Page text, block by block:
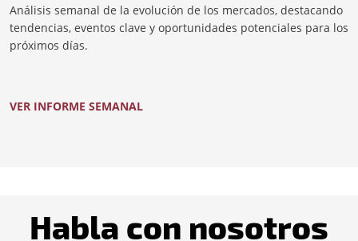
Análisis semanal de la evolución de los mercados, destacando
tendencias, eventos clave y oportunidades potenciales para los
próximos días.
VER INFORME SEMANAL
Habla con nosotros